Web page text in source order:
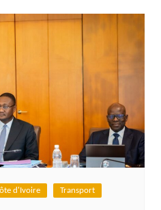
d'Ivoire Transport